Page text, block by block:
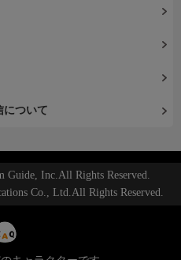
について
Guide, Inc.All Rights Reserved.
Co., Ltd.All Rights Reserved.